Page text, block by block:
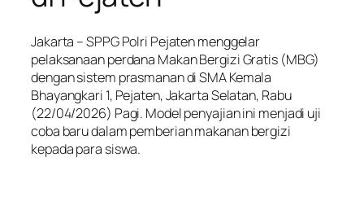
Jakarta – SPPG Polri Pejaten menggelar
pelaksanaan perdana Makan Bergizi Gratis (MBG)
dengan sistem prasmanan di SMA Kemala
Bhayangkari 1, Pejaten, Jakarta Selatan, Rabu
(22/04/2026) Pagi. Model penyajian ini menjadi uji
coba baru dalam pemberian makanan bergizi
kepada para siswa.